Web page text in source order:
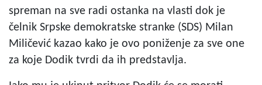
spreman na sve radi ostanka na vlasti dok je
čelnik Srpske demokratske stranke (SDS) Milan
Miličević kazao kako je ovo poniženje za sve one
za koje Dodik tvrdi da ih predstavlja.